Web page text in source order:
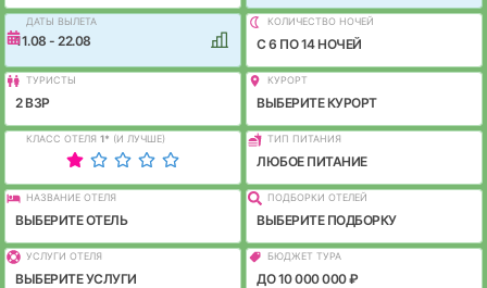
ДАТЫ ВЫЛЕТА
11.08 - 22.08
КОЛИЧЕСТВО НОЧЕЙ
C 6 ПО 14 НОЧЕЙ
ТУРИСТЫ
2 ВЗР
КУРОРТ
ВЫБЕРИТЕ КУРОРТ
КЛАСС ОТЕЛЯ 1* (И ЛУЧШЕ) ТИП ПИТАНИЯ
ЛЮБОЕ ПИТАНИЕ
НАЗВАНИЕ ОТЕЛЯ
ВЫБЕРИТЕ ОТЕЛЬ
ПОДБОРКИ ОТЕЛЕЙ
ВЫБЕРИТЕ ПОДБОРКУ
УСЛУГИ ОТЕЛЯ
ВЫБЕРИТЕ УСЛУГИ
БЮДЖЕТ ТУРА
ДО 10 000 000 ₽